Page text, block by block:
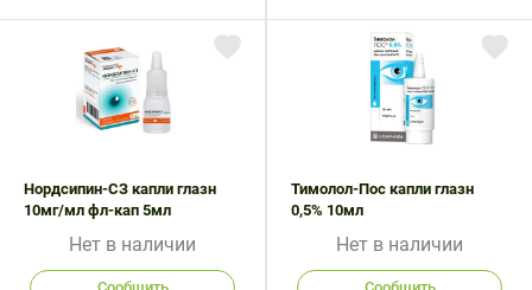
Нордсипин-СЗ капли глазн
10мг/мл фл-кап 5мл
Нет в наличии
Тимолол-Пос капли глазн
0,5% 10мл
Нет в наличии